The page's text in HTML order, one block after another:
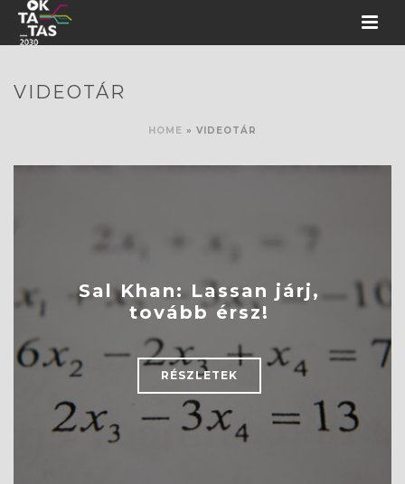
VIDEOTÁR
HOME » VIDEOTÁR
Sal Khan: Lassan járj,
tovább érsz!
RÉSZLETEK